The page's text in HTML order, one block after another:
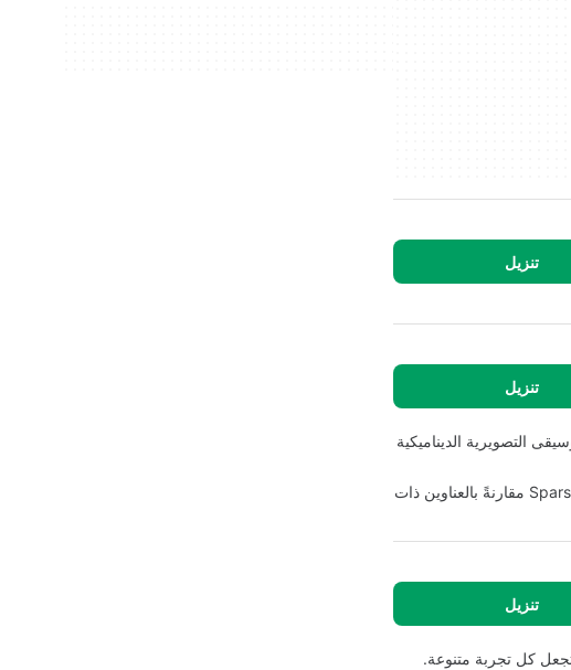
تنزيل
تنزيل
التصويرية الديناميكية
يمكن أن يشعر القتال بأنه غير سلس في بعض المواجهات. تجبر متانة الأسلحة على إدارة المخزون بشكل متكرر. تبدو البيئات أحيانًا Sparse مقارنةً بالعناوين ذات
تنزيل
كل تجربة متنوعة.